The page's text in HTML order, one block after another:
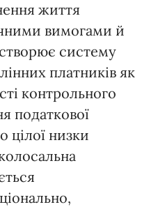
життя
вимогами й
систему
платників як
контрольного
податкової
цілої низки